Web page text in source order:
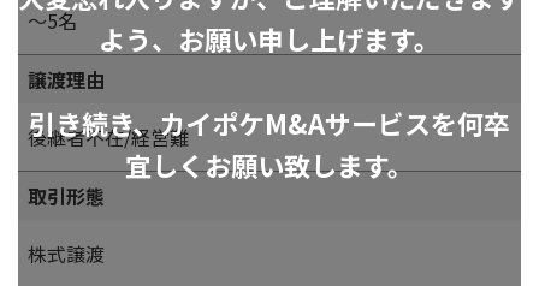
よう、お願い申し上げます。
引き続き、カイポケM&Aサービスを何卒
宜しくお願い致します。
～5名
譲渡理由
後継者不在/経営難
取引形態
株式譲渡